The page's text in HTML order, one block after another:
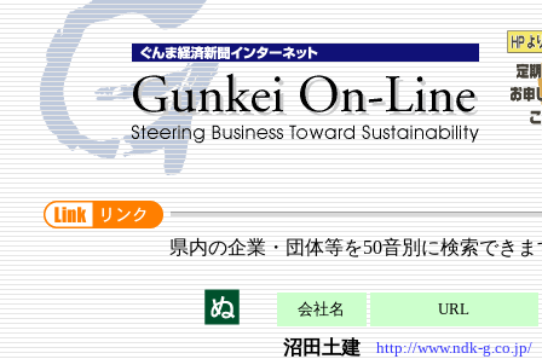
県内の企業・団体等を50音別に検索できま
会社名 URL
沼田土建 http://www.ndk-g.co.jp/